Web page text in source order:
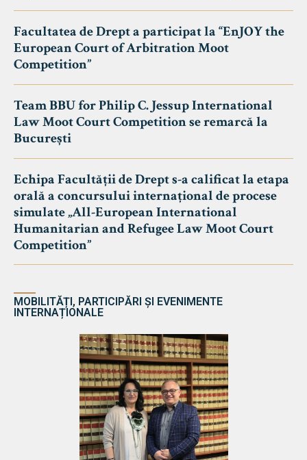
Facultatea de Drept a participat la “EnJOY the
European Court of Arbitration Moot
Competition”
Team BBU for Philip C. Jessup International
Law Moot Court Competition se remarcă la
București
Echipa Facultății de Drept s-a calificat la etapa
orală a concursului internațional de procese
simulate „All-European International
Humanitarian and Refugee Law Moot Court
Competition”
MOBILITĂȚI, PARTICIPĂRI ȘI EVENIMENTE
INTERNAȚIONALE